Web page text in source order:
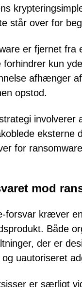
står over for
er fjernet fra
forhindrer kun
afhænger
opstod.
involverer
eksterne
for
mod
forsvar kræver
Både
der er
uautoriseret
er særligt